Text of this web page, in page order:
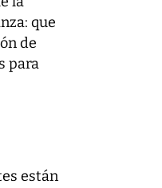
que
de
para
están